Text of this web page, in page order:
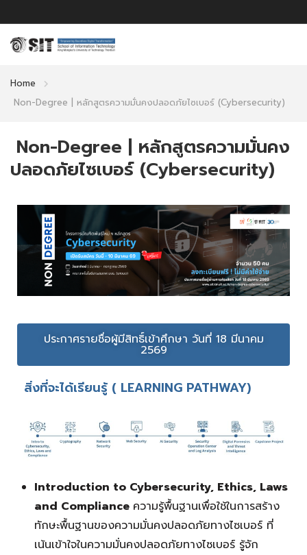
Home
Non-Degree | หลักสูตรความมั่นคงปลอดภัยไซเบอร์ (Cybersecurity)
Non-Degree | หลักสูตรความมั่นคง
ปลอดภัยไซเบอร์ (Cybersecurity)
ประกาศรายชื่อผู้มีสิทธิ์เข้าศึกษา วันที่ 18 มีนาคม
2569
สิ่งที่จะได้เรียนรู้ ( LEARNING PATHWAY)
Introduction to Cybersecurity, Ethics, Laws
and Compliance ความรู้พื้นฐานเพื่อใช้ในการสร้าง
ทักษะพื้นฐานของความมั่นคงปลอดภัยทางไซเบอร์ ที่
เน้นเข้าใจในความมั่นคงปลอดภัยทางไซเบอร์ รู้จัก